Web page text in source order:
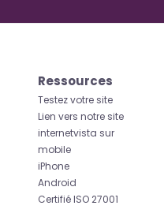
Ressources
Testez votre site
Lien vers notre site
internetvista sur
mobile
iPhone
Android
Certifié ISO 27001